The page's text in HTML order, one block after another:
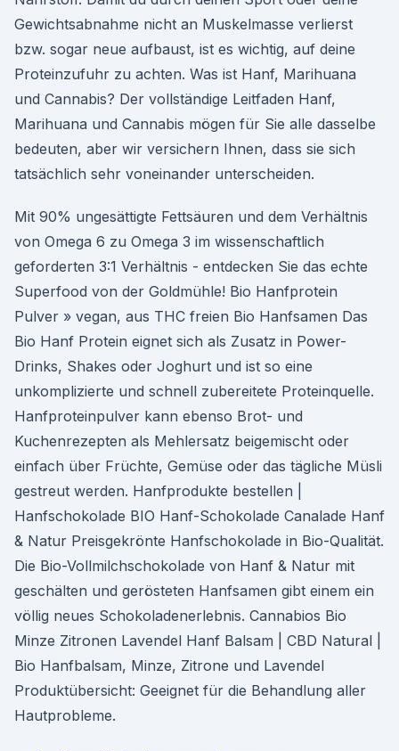
Gewichtsabnahme nicht an Muskelmasse verlierst
bzw. sogar neue aufbaust, ist es wichtig, auf deine
Proteinzufuhr zu achten. Was ist Hanf, Marihuana
und Cannabis? Der vollständige Leitfaden Hanf,
Marihuana und Cannabis mögen für Sie alle dasselbe
bedeuten, aber wir versichern Ihnen, dass sie sich
tatsächlich sehr voneinander unterscheiden.
Mit 90% ungesättigte Fettsäuren und dem Verhältnis
von Omega 6 zu Omega 3 im wissenschaftlich
geforderten 3:1 Verhältnis - entdecken Sie das echte
Superfood von der Goldmühle! Bio Hanfprotein
Pulver » vegan, aus THC freien Bio Hanfsamen Das
Bio Hanf Protein eignet sich als Zusatz in Power-
Drinks, Shakes oder Joghurt und ist so eine
unkomplizierte und schnell zubereitete Proteinquelle.
Hanfproteinpulver kann ebenso Brot- und
Kuchenrezepten als Mehlersatz beigemischt oder
einfach über Früchte, Gemüse oder das tägliche Müsli
gestreut werden. Hanfprodukte bestellen |
Hanfschokolade BIO Hanf-Schokolade Canalade Hanf
& Natur Preisgekrönte Hanfschokolade in Bio-Qualität.
Die Bio-Vollmilchschokolade von Hanf & Natur mit
geschälten und gerösteten Hanfsamen gibt einem ein
völlig neues Schokoladenerlebnis. Cannabios Bio
Minze Zitronen Lavendel Hanf Balsam | CBD Natural |
Bio Hanfbalsam, Minze, Zitrone und Lavendel
Produktübersicht: Geeignet für die Behandlung aller
Hautprobleme.